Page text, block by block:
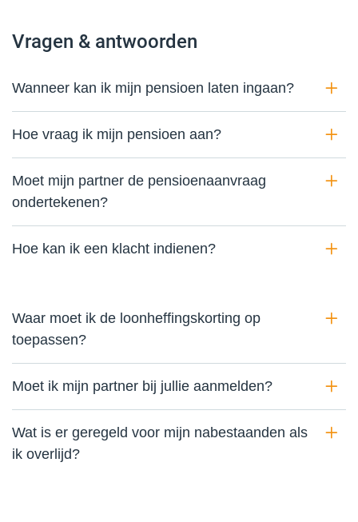
Vragen & antwoorden
Wanneer kan ik mijn pensioen laten ingaan?
Hoe vraag ik mijn pensioen aan?
Moet mijn partner de pensioenaanvraag
ondertekenen?
Hoe kan ik een klacht indienen?
Waar moet ik de loonheffingskorting op
toepassen?
Moet ik mijn partner bij jullie aanmelden?
Wat is er geregeld voor mijn nabestaanden als
ik overlijd?